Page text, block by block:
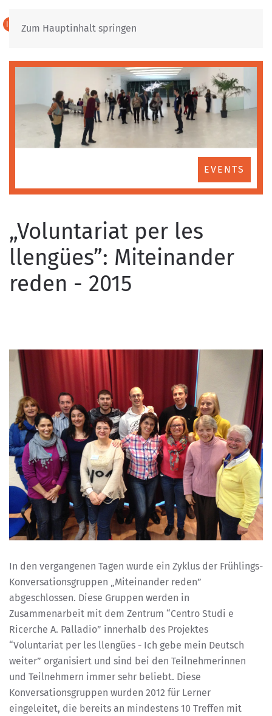
Zum Hauptinhalt springen
IT DE
EVENTS
„Voluntariat per les
llengües”: Miteinander
reden - 2015
In den vergangenen Tagen wurde ein Zyklus der Frühlings-
Konversationsgruppen „Miteinander reden”
abgeschlossen. Diese Gruppen werden in
Zusammenarbeit mit dem Zentrum “Centro Studi e
Ricerche A. Palladio” innerhalb des Projektes
“Voluntariat per les llengües - Ich gebe mein Deutsch
weiter” organisiert und sind bei den Teilnehmerinnen
und Teilnehmern immer sehr beliebt. Diese
Konversationsgruppen wurden 2012 für Lerner
eingeleitet, die bereits an mindestens 10 Treffen mit